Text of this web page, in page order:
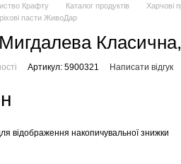
Крафту Каталог продуктів Харчові
пасти ЖивоДар
Артикул: 5900321 Написати відгук
відображення накопичувальної знижки